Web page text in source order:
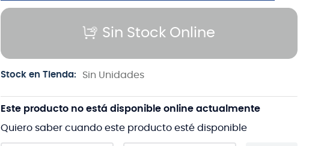
Sin Stock Online
Stock en Tienda: Sin Unidades
Este producto no está disponible online actualmente
Quiero saber cuando este producto esté disponible